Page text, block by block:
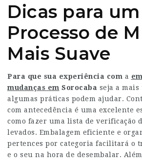
Dicas para um
Processo de
Mais Suave
Para que sua experiência com a
mudanças em Sorocaba seja a
algumas práticas podem ajudar.
com antecedência é uma excelente
como fazer uma lista de verificação
levados. Embalagem eficiente e
pertences por categoria facilitará o
e o seu na hora de desembalar.